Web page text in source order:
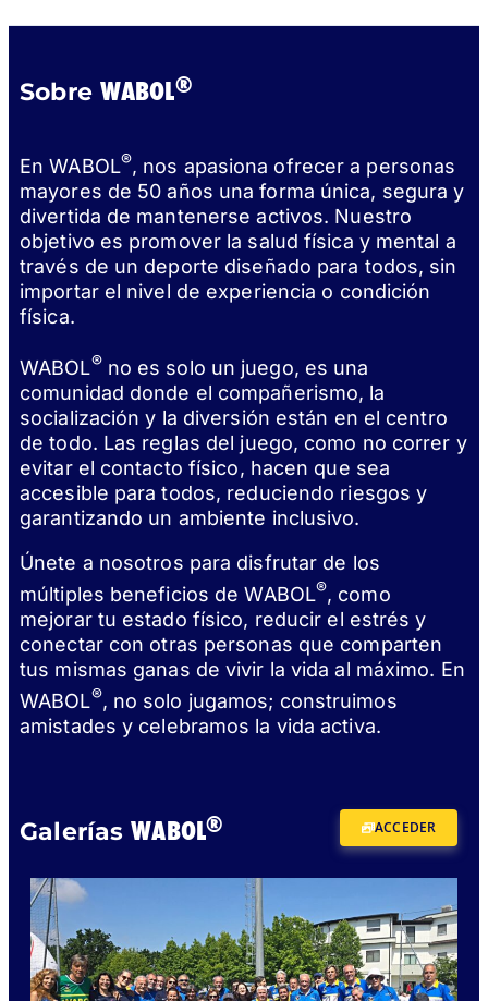
Sobre WABOL®
En WABOL®, nos apasiona ofrecer a personas
mayores de 50 años una forma única, segura y
divertida de mantenerse activos. Nuestro
objetivo es promover la salud física y mental a
través de un deporte diseñado para todos, sin
importar el nivel de experiencia o condición
física.
WABOL®no es solo un juego, es una
comunidad donde el compañerismo, la
socialización y la diversión están en el centro
de todo. Las reglas del juego, como no correr y
evitar el contacto físico, hacen que sea
accesible para todos, reduciendo riesgos y
garantizando un ambiente inclusivo.
Únete a nosotros para disfrutar de los
múltiples beneficios de WABOL®, como
mejorar tu estado físico, reducir el estrés y
conectar con otras personas que comparten
tus mismas ganas de vivir la vida al máximo. En
WABOL®, no solo jugamos; construimos
amistades y celebramos la vida activa.
GaleríasWABOL® ACCEDER